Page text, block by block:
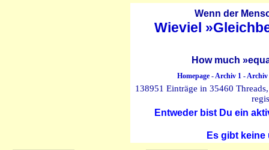
Wenn der
Wieviel
How much
Homepage-Archiv 1-Archiv
138951 Einträge in 35460
Entweder bist Du ein
Es gibt